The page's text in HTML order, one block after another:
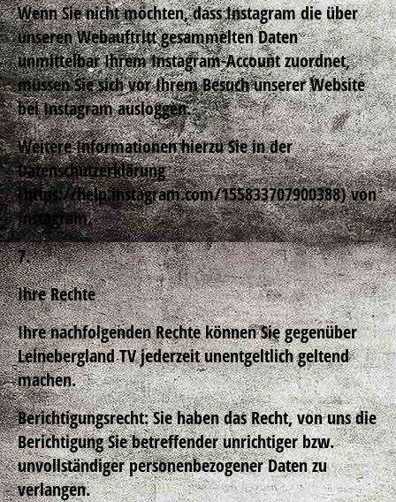
Wenn Sie nicht möchten, dass Instagram die über
unseren Webauftritt gesammelten Daten
unmittelbar Ihrem Instagram-Account zuordnet,
müssen Sie sich vor Ihrem Besuch unserer Website
bei Instagram ausloggen.
Weitere Informationen hierzu Sie in der
Datenschutzerklärung
(https://help.instagram.com/155833707900388) von
Instagram.
7.
Ihre Rechte
Ihre nachfolgenden Rechte können Sie gegenüber
Leinebergland TV jederzeit unentgeltlich geltend
machen.
Berichtigungsrecht: Sie haben das Recht, von uns die
Berichtigung Sie betreffender unrichtiger bzw.
unvollständiger personenbezogener Daten zu
verlangen.